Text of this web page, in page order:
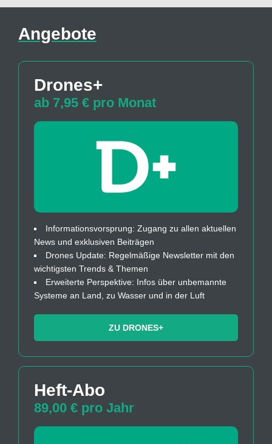
Angebote
Drones+
ab 7,95 € pro Monat
Informationsvorsprung: Zugang zu allen aktuellen
News und exklusiven Beiträgen
Drones Update: Regelmäßige Newsletter mit den
wichtigsten Trends & Themen
Erweiterte Perspektive: Infos über unbemannte
Systeme an Land, zu Wasser und in der Luft
ZU DRONES+
Heft-Abo
89,00 € pro Jahr